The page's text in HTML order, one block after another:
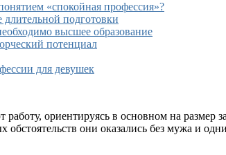
«спокойная профессия»?
подготовки
высшее образование
потенциал
для девушек
ориентируясь в основном на размер
обстоятельств они оказались без мужа и